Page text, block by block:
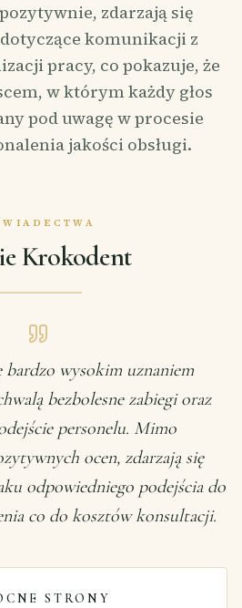
zdarzają się
komunikacji z
pracy, co pokazuje, że
w którym każdy głos
pod uwagę w procesie
jakości obsługi.
Krokodent
bardzo wysokim uznaniem
bezbolesne zabiegi oraz
personelu. Mimo
ocen, zdarzają się
odpowiedniego podejścia do
co do kosztów konsultacji.
STRONY